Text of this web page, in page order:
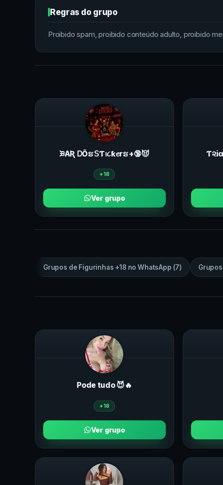
Regras do grupo
Proibido spam, proibido conteúdo adulto, proibido
ᙖAƦ ᎠṎຮ ꓢƬꪱ૮ƙꫀrຮ +🔞😈
+18
Ver grupo
Grupos de Figurinhas +18 noWhatsApp (7)
Pode tudo 😈🔥
+18
Ver grupo